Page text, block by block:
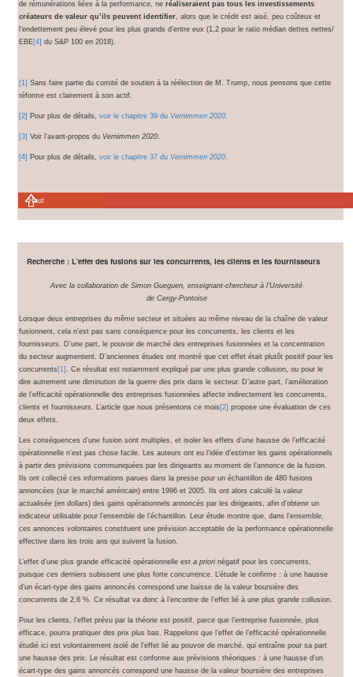
de rémunérations liées à la performance, ne réaliseraient pas tous les investissements
créateurs de valeur qu’ils peuvent identifier, alors que le crédit est aisé, peu coûteux et
l’endettement peu élevé pour les plus grands d’entre eux (1,2 pour le ratio médian dettes nettes/
EBE[4] du S&P 100 en 2018).
[1] Sans faire partie du comité de soutien à la réélection de M. Trump, nous pensons que cette
réforme est clairement à son actif.
[2] Pour plus de détails, voir le chapitre 39 du Vernimmen 2020.
[3] Voir l’avant-propos du Vernimmen 2020.
[4] Pour plus de détails, voir le chapitre 37 du Vernimmen 2020.
Haut
Recherche : L'effet des fusions sur les concurrents, les clients et les fournisseurs
Avec la collaboration de Simon Gueguen, enseignant-chercheur à l’Université
de Cergy-Pontoise
Lorsque deux entreprises du même secteur et situées au même niveau de la chaîne de valeur
fusionnent, cela n’est pas sans conséquence pour les concurrents, les clients et les
fournisseurs. D’une part, le pouvoir de marché des entreprises fusionnées et la concentration
du secteur augmentent. D’anciennes études ont montré que cet effet était plutôt positif pour les
concurrents [1] . Ce résultat est notamment expliqué par une plus grande collusion, ou pour le
dire autrement une diminution de la guerre des prix dans le secteur. D’autre part, l’amélioration
de l’efficacité opérationnelle des entreprises fusionnées affecte indirectement les concurrents,
clients et fournisseurs. L’article que nous présentons ce mois [2] propose une évaluation de ces
deux effets.
Les conséquences d’une fusion sont multiples, et isoler les effets d’une hausse de l’efficacité
opérationnelle n’est pas chose facile. Les auteurs ont eu l’idée d’estimer les gains opérationnels
à partir des prévisions communiquées par les dirigeants au moment de l’annonce de la fusion.
Ils ont collecté ces informations parues dans la presse pour un échantillon de 480 fusions
annoncées (sur le marché américain) entre 1996 et 2005. Ils ont alors calculé la valeur
actualisée (en dollars) des gains opérationnels annoncés par les dirigeants, afin d’obtenir un
indicateur utilisable pour l’ensemble de l’échantillon. Leur étude montre que, dans l’ensemble,
ces annonces volontaires constituent une prévision acceptable de la performance opérationnelle
effective dans les trois ans qui suivent la fusion.
L’effet d’une plus grande efficacité opérationnelle est a priori négatif pour les concurrents,
puisque ces derniers subissent une plus forte concurrence. L’étude le confirme : à une hausse
d’un écart-type des gains annoncés correspond une baisse de la valeur boursière des
concurrents de 2,6 %. Ce résultat va donc à l’encontre de l’effet lié à une plus grande collusion.
Pour les clients, l’effet prévu par la théorie est positif, parce que l’entreprise fusionnée, plus
efficace, pourra pratiquer des prix plus bas. Rappelons que l’effet de l’efficacité opérationnelle
étudié ici est volontairement isolé de l’effet lié au pouvoir de marché, qui entraîne pour sa part
une hausse des prix. Le résultat est conforme aux prévisions théoriques : à une hausse d’un
écart-type des gains annoncés correspond une hausse de la valeur boursière des entreprises